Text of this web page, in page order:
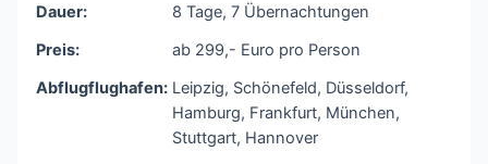
Dauer:
8 Tage, 7 Übernachtungen
Preis:
ab 299,- Euro pro Person
Abflugflughafen: Leipzig, Schönefeld, Düsseldorf,
Hamburg, Frankfurt, München,
Stuttgart, Hannover